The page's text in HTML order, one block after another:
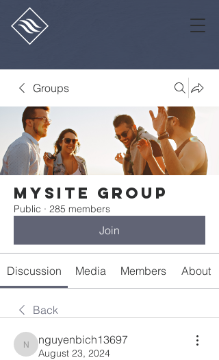
Groups
Mysite Group
Public · 285 members
Join
Discussion Media Members About
Back
nguyenbich13697
nguyenbich13697
August 23, 2024